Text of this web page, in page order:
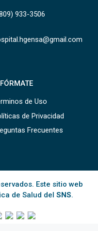
933-3506
de Uso
de Privacidad
Frecuentes
Este sitio web
de Salud del SNS.